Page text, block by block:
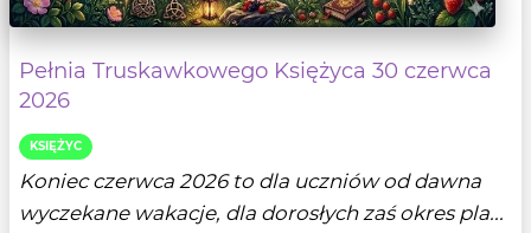
Pełnia Truskawkowego Księżyca 30 czerwca
2026
KSIĘŻYC
Koniec czerwca 2026 to dla uczniów od dawna
wyczekane wakacje, dla dorosłych zaś okres pla...